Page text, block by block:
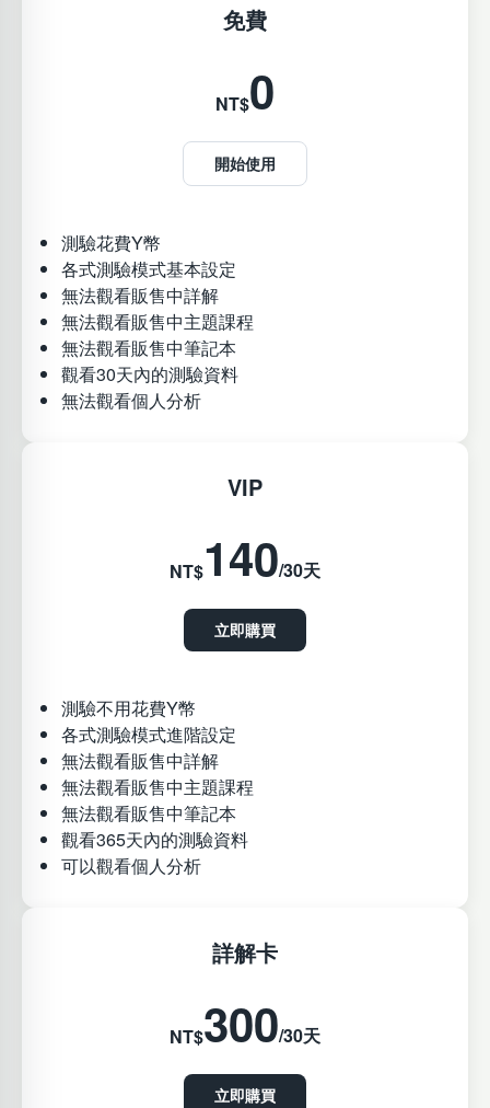
免費
NT$0
開始使用
測驗花費Y幣
各式測驗模式基本設定
無法觀看販售中詳解
無法觀看販售中主題課程
無法觀看販售中筆記本
觀看30天內的測驗資料
無法觀看個人分析
VIP
NT$140/30天
立即購買
測驗不用花費Y幣
各式測驗模式進階設定
無法觀看販售中詳解
無法觀看販售中主題課程
無法觀看販售中筆記本
觀看365天內的測驗資料
可以觀看個人分析
詳解卡
NT$300/30天
立即購買